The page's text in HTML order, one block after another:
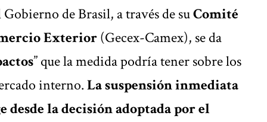
de Brasil, a través de suComité
Exterior(Gecex-Camex), se da
” que la medida podría tener sobre los
interno.La suspensión inmediata
la decisión adoptada por el